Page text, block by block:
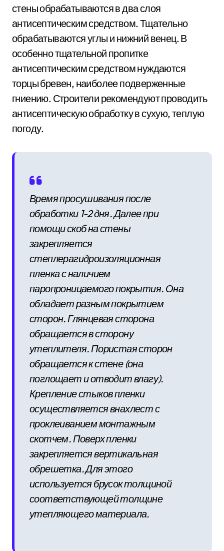
стены обрабатываются в два слоя
антисептическим средством. Тщательно
обрабатываются углы и нижний венец. В
особенно тщательной пропитке
антисептическим средством нуждаются
торцы бревен, наиболее подверженные
гниению. Строители рекомендуют проводить
антисептическую обработку в сухую, теплую
погоду.
Время просушивания после
обработки 1-2 дня. Далее при
помощи скоб на стены
закрепляется
степлерагидроизоляционная
пленка с наличием
паропроницаемого покрытия. Она
обладает разным покрытием
сторон. Глянцевая сторона
обращается в сторону
утеплителя. Пористая сторон
обращается к стене (она
поглощает и отводит влагу).
Крепление стыков пленки
осуществляется внахлест с
проклеиванием монтажным
скотчем. Поверх пленки
закрепляется вертикальная
обрешетка. Для этого
используется брусок толщиной
соответствующей толщине
утепляющего материала.